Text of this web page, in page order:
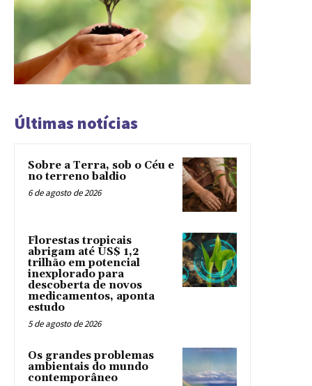
Últimas notícias
Sobre a Terra, sob o Céu e
no terreno baldio
6 de agosto de 2026
Florestas tropicais
abrigam até US$ 1,2
trilhão em potencial
inexplorado para
descoberta de novos
medicamentos, aponta
estudo
5 de agosto de 2026
Os grandes problemas
ambientais do mundo
contemporâneo